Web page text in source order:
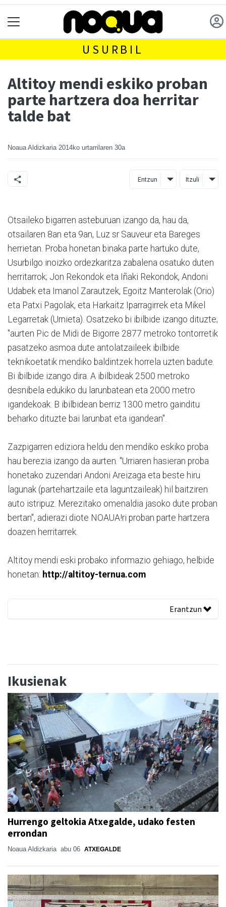
USURBIL
Altitoy mendi eskiko proban
parte hartzera doa herritar
talde bat
Noaua Aldizkaria 2014ko urtarrilaren 30a
Entzun Itzuli
Otsaileko bigarren asteburuan izango da, hau da,
otsailaren 8an eta 9an, Luz sr Sauveur eta Bareges
herrietan. Proba honetan binaka parte hartuko dute,
Usurbilgo inoizko ordezkaritza zabalena osatuko duten
herritarrok; Jon Rekondok eta Iñaki Rekondok, Andoni
Udabek eta Imanol Zarautzek, Egoitz Manterolak (Orio)
eta Patxi Pagolak, eta Harkaitz Iparragirrek eta Mikel
Legarretak (Urnieta). Osatzeko bi ibilbide izango dituzte;
"aurten Pic de Midi de Bigorre 2877 metroko tontorretik
pasatzeko asmoa dute antolatzaileek ibilbide
teknikoetatik mendiko baldintzek horrela uzten badute.
Bi ibilbide izango dira. A ibilbideak 2500 metroko
desnibela edukiko du larunbatean eta 2000 metro
igandekoak. B ibilbidean berriz 1300 metro gainditu
beharko dituzte bai larunbat eta igandean".
Zazpigarren ediziora heldu den mendiko eskiko proba
hau berezia izango da aurten. "Urriaren hasieran proba
honetako zuzendari Andoni Areizaga eta beste hiru
lagunak (partehartzaile eta laguntzaileak) hil baitziren
auto istripuz. Merezitako omenaldia jasoko dute proban
bertan", adierazi diote NOAUA!ri proban parte hartzera
doazen herritarrek.
Altitoy mendi eski probako informazio gehiago, helbide
honetan: http://altitoy-ternua.com
Erantzun
Ikusienak
Hurrengo geltokia Atxegalde, udako festen
errondan
Noaua Aldizkaria abu 06 ATXEGALDE